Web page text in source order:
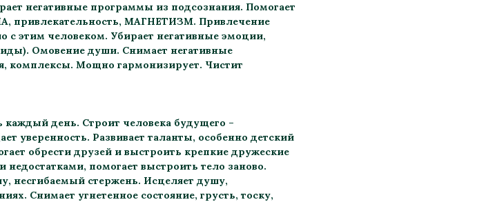
негативные программы из подсознания. Помогает
привлекательность, МАГНЕТИЗМ. Привлечение
с этим человеком. Убирает негативные эмоции,
Омовение души. Снимает негативные
комплексы. Мощно гармонизирует. Чистит
день. Строит человека будущего –
уверенность. Развивает таланты, особенно детский
обрести друзей и выстроить крепкие дружеские
помогает выстроить тело заново.
несгибаемый стержень. Исцеляет душу,
Снимает угнетенное состояние, грусть, тоску,